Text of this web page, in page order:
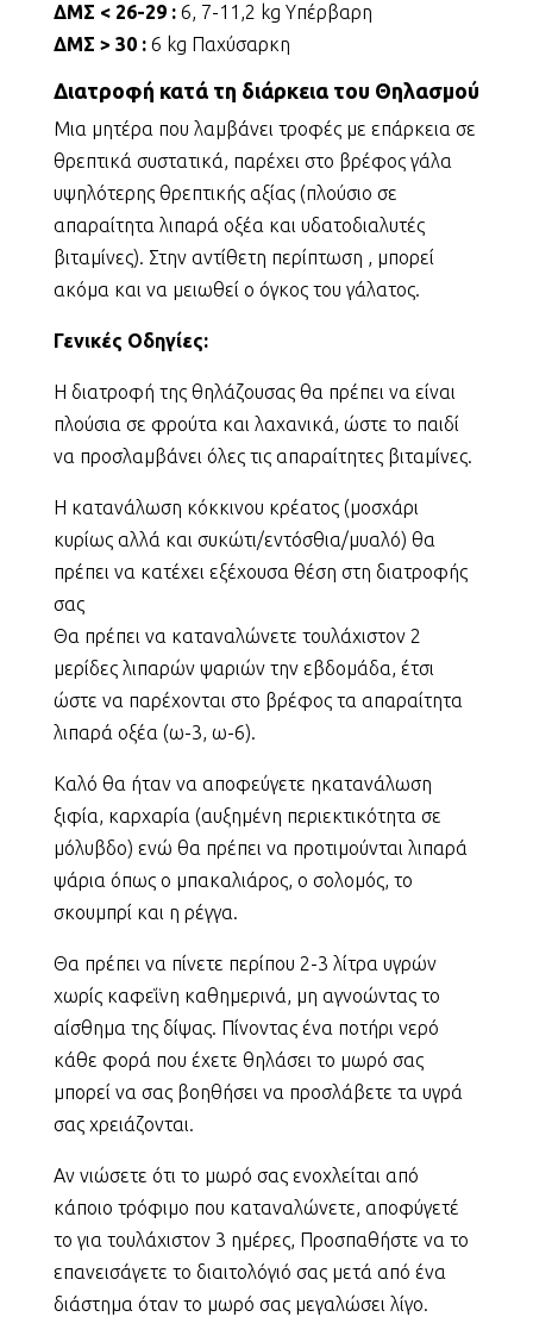
ΔΜΣ < 26-29 :6, 7-11,2 kg Υπέρβαρη
ΔΜΣ > 30 :6 kg Παχύσαρκη
Διατροφή κατά τη διάρκεια του Θηλασμού
Μια μητέρα που λαμβάνει τροφές με επάρκεια σε
θρεπτικά συστατικά, παρέχει στο βρέφος γάλα
υψηλότερης θρεπτικής αξίας (πλούσιο σε
απαραίτητα λιπαρά οξέα και υδατοδιαλυτές
βιταμίνες). Στην αντίθετη περίπτωση , μπορεί
ακόμα και να μειωθεί ο όγκος του γάλατος.
Γενικές Οδηγίες:
Η διατροφή της θηλάζουσας θα πρέπει να είναι
πλούσια σε φρούτα και λαχανικά, ώστε το παιδί
να προσλαμβάνει όλες τις απαραίτητες βιταμίνες.
Η κατανάλωση κόκκινου κρέατος (μοσχάρι
κυρίως αλλά και συκώτι/εντόσθια/μυαλό) θα
πρέπει να κατέχει εξέχουσα θέση στη διατροφής
σας
Θα πρέπει να καταναλώνετε τουλάχιστον 2
μερίδες λιπαρών ψαριών την εβδομάδα, έτσι
ώστε να παρέχονται στο βρέφος τα απαραίτητα
λιπαρά οξέα (ω-3, ω-6).
Καλό θα ήταν να αποφεύγετε ηκατανάλωση
ξιφία, καρχαρία (αυξημένη περιεκτικότητα σε
μόλυβδο) ενώ θα πρέπει να προτιμούνται λιπαρά
ψάρια όπως ο μπακαλιάρος, ο σολομός, το
σκουμπρί και η ρέγγα.
Θα πρέπει να πίνετε περίπου 2-3 λίτρα υγρών
χωρίς καφεΐνη καθημερινά, μη αγνοώντας το
αίσθημα της δίψας. Πίνοντας ένα ποτήρι νερό
κάθε φορά που έχετε θηλάσει το μωρό σας
μπορεί να σας βοηθήσει να προσλάβετε τα υγρά
σας χρειάζονται.
Αν νιώσετε ότι το μωρό σας ενοχλείται από
κάποιο τρόφιμο που καταναλώνετε, αποφύγετέ
το για τουλάχιστον 3 ημέρες, Προσπαθήστε να το
επανεισάγετε το διαιτολόγιό σας μετά από ένα
διάστημα όταν το μωρό σας μεγαλώσει λίγο.